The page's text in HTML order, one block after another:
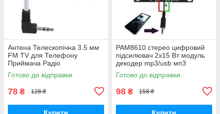
Антена Телескопічна 3.5 мм
FM TV для Телефону
Приймача Радіо
Готово до відправки
78 ₴ 128 ₴
PAM8610 стерео цифровий
підсилювач 2x15 Вт модуль
декодер mp3/usb мп3
Готово до відправки
98 ₴ 158 ₴